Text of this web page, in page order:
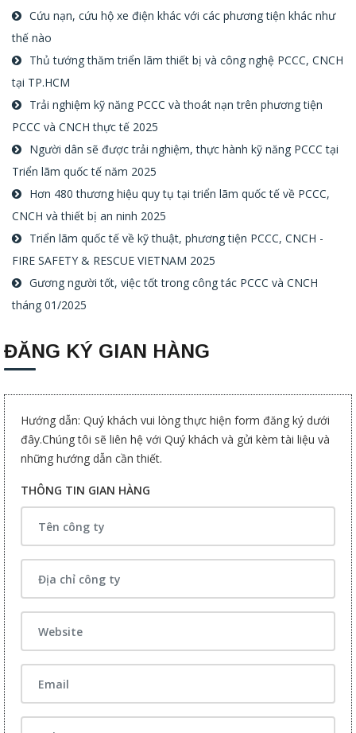
Cứu nạn, cứu hộ xe điện khác với các phương tiện khác như
thế nào
Thủ tướng thăm triển lãm thiết bị và công nghệ PCCC, CNCH
tại TP.HCM
Trải nghiệm kỹ năng PCCC và thoát nạn trên phương tiện
PCCC và CNCH thực tế 2025
Người dân sẽ được trải nghiệm, thực hành kỹ năng PCCC tại
Triển lãm quốc tế năm 2025
Hơn 480 thương hiệu quy tụ tại triển lãm quốc tế về PCCC,
CNCH và thiết bị an ninh 2025
Triển lãm quốc tế về kỹ thuật, phương tiện PCCC, CNCH -
FIRE SAFETY & RESCUE VIETNAM 2025
Gương người tốt, việc tốt trong công tác PCCC và CNCH
tháng 01/2025
ĐĂNG KÝ GIAN HÀNG
Hướng dẫn: Quý khách vui lòng thực hiện form đăng ký dưới
đây.Chúng tôi sẽ liên hệ với Quý khách và gửi kèm tài liệu và
những hướng dẫn cần thiết.
THÔNG TIN GIAN HÀNG